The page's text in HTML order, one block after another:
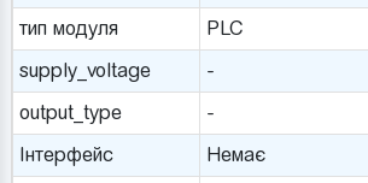
тип модуля
PLC
supply_voltage
-
output_type
-
Інтерфейс
Немає